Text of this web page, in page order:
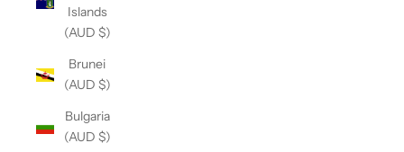
Islands
(AUD $)
Brunei
(AUD $)
Bulgaria
(AUD $)